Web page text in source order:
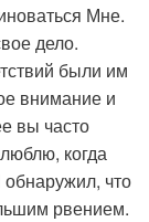
Мне.
дело.
были им
внимание и
вы часто
когда
что
рвением.